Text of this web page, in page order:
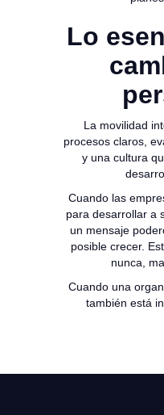
Lo
La movilidad
procesos claros,
y una cultura
Cuando las
para desarrollar a
un mensaje
posible crecer.
nunca,
Cuando una
también está